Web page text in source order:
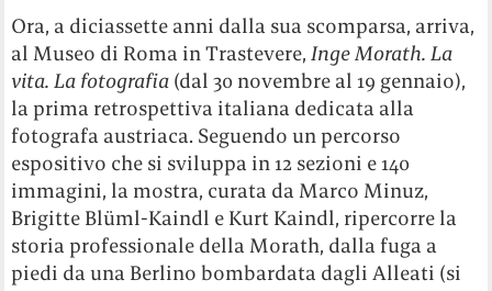
Ora, a diciassette anni dalla sua scomparsa, arriva,
al Museo di Roma in Trastevere,Inge Morath. La
vita. La fotografia (dal 30 novembre al 19 gennaio),
la prima retrospettiva italiana dedicata alla
fotografa austriaca. Seguendo un percorso
espositivo che si sviluppa in 12 sezioni e 140
immagini, la mostra, curata da Marco Minuz,
Brigitte Blüml-Kaindl e Kurt Kaindl, ripercorre la
storia professionale della Morath, dalla fuga a
piedi da una Berlino bombardata dagli Alleati (si